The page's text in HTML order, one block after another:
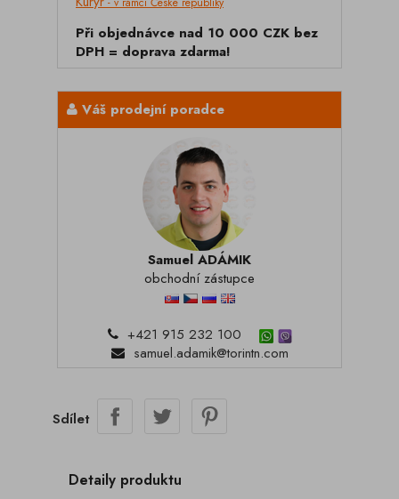
Při objednávce nad 10 000 CZK bez
DPH = doprava zdarma!
Váš prodejní poradce
Samuel ADÁMIK
obchodní zástupce
+421 915 232 100
samuel.adamik@torintn.com
Sdílet
Detaily produktu